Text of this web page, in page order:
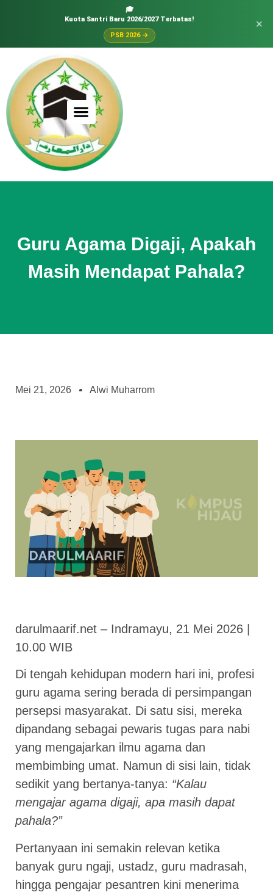
🎓
Kuota Santri Baru 2026/2027 Terbatas!
PSB 2026 →
×
Guru Agama Digaji, Apakah
Masih Mendapat Pahala?
Mei 21, 2026 Alwi Muharrom
darulmaarif.net – Indramayu, 21 Mei 2026 |
10.00 WIB
Di tengah kehidupan modern hari ini, profesi
guru agama sering berada di persimpangan
persepsi masyarakat. Di satu sisi, mereka
dipandang sebagai pewaris tugas para nabi
yang mengajarkan ilmu agama dan
membimbing umat. Namun di sisi lain, tidak
sedikit yang bertanya-tanya: “Kalau
mengajar agama digaji, apa masih dapat
pahala?”
Pertanyaan ini semakin relevan ketika
banyak guru ngaji, ustadz, guru madrasah,
hingga pengajar pesantren kini menerima